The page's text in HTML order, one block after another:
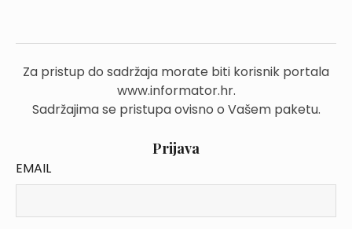
Za pristup do sadržaja morate biti korisnik portala
www.informator.hr.
Sadržajima se pristupa ovisno o Vašem paketu.
Prijava
EMAIL